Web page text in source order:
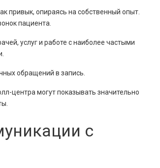
привык, опираясь на собственный опыт.
пациента.
услуг и работе с наиболее частыми
обращений в запись.
центра могут показывать значительно
с